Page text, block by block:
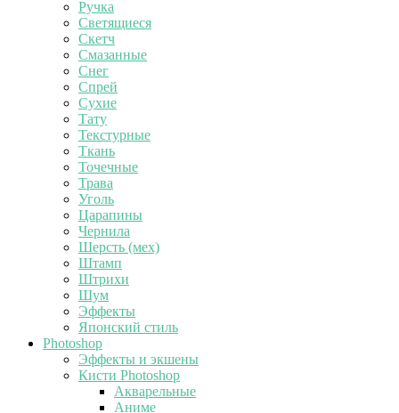
Ручка
Светящиеся
Скетч
Смазанные
Снег
Спрей
Сухие
Тату
Текстурные
Ткань
Точечные
Трава
Уголь
Царапины
Чернила
Шерсть (мех)
Штамп
Штрихи
Шум
Эффекты
Японский стиль
Photoshop
Эффекты и экшены
Кисти Photoshop
Акварельные
Аниме